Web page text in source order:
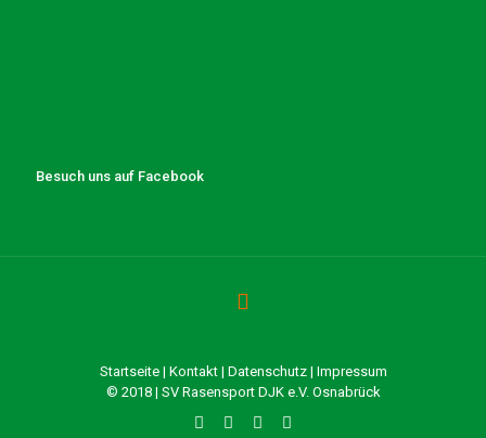
Besuch uns auf Facebook
Startseite| Kontakt| Datenschutz| Impressum
© 2018 | SV Rasensport DJK e.V. Osnabrück